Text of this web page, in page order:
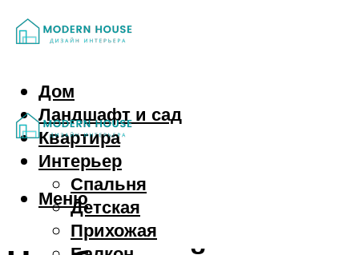
Дом
Ландшафт и сад
Квартира
Интерьер
Спальня
Детская
Прихожая
Меню